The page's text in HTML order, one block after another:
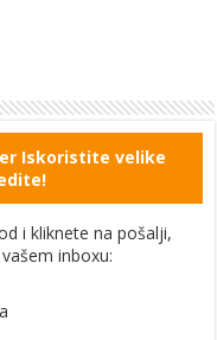
Iskoristite velike
i kliknete na pošalji,
inboxu: